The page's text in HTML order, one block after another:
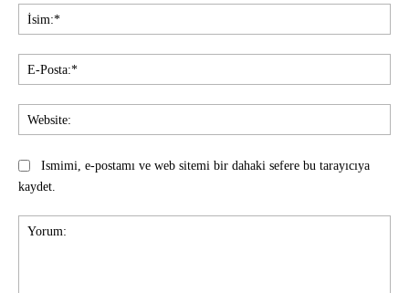
Ismimi, e-postamı ve web sitemi bir dahaki sefere bu tarayıcıya
kaydet.